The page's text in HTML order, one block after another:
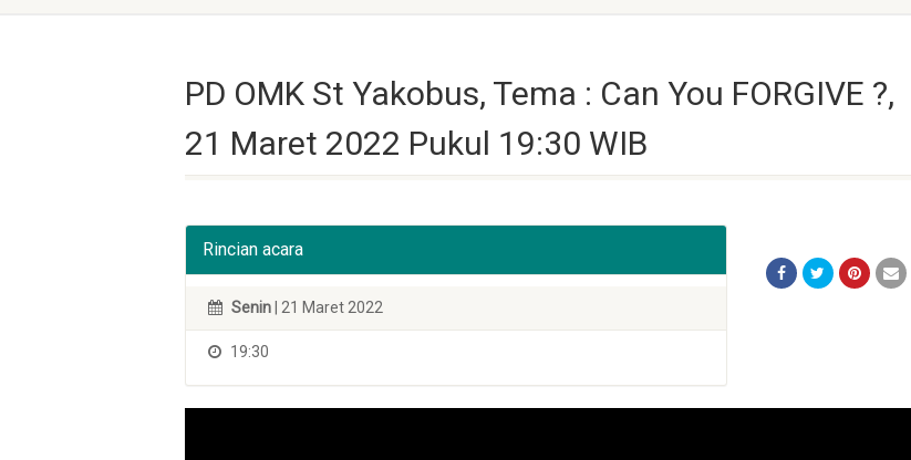
PD OMK St Yakobus, Tema : Can You FORGIVE ?,
21 Maret 2022 Pukul 19:30 WIB
Rincian acara
Senin | 21 Maret 2022
19:30